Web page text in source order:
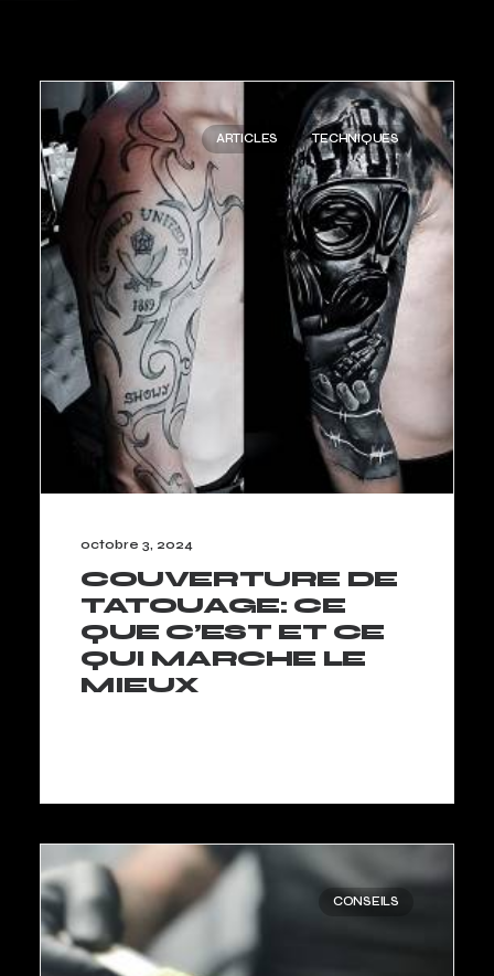
ARTICLES TECHNIQUES
octobre 3, 2024
COUVERTURE DE
TATOUAGE: CE
QUE C’EST ET CE
QUI MARCHE LE
MIEUX
CONSEILS